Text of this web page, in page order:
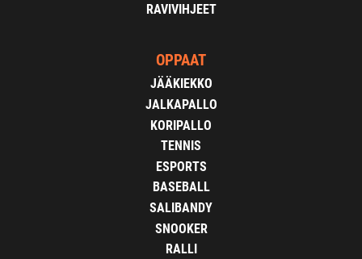
RAVIVIHJEET
OPPAAT
JÄÄKIEKKO
JALKAPALLO
KORIPALLO
TENNIS
ESPORTS
BASEBALL
SALIBANDY
SNOOKER
RALLI